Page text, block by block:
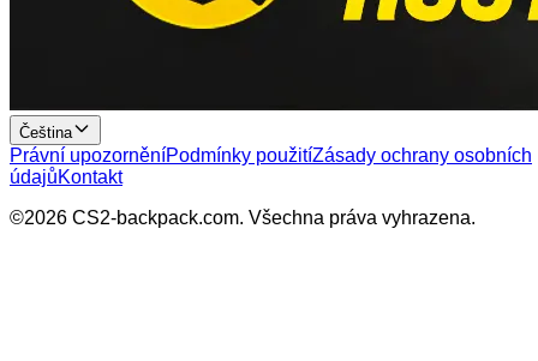
Čeština
Právní upozorněníPodmínky použitíZásady ochrany osobních
údajůKontakt
©2026 CS2-backpack.com. Všechna práva vyhrazena.